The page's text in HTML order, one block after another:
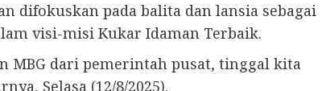
difokuskan pada balita dan lansia sebagai
visi-misi Kukar Idaman Terbaik.
MBG dari pemerintah pusat, tinggal kita
Selasa (12/8/2025).